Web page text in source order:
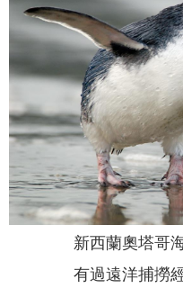
新西蘭奧塔哥海
有過遠洋捕撈經